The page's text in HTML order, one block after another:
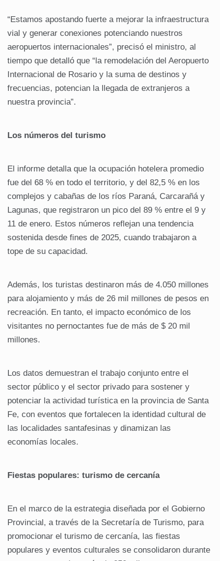
“Estamos apostando fuerte a mejorar la infraestructura
vial y generar conexiones potenciando nuestros
aeropuertos internacionales”, precisó el ministro, al
tiempo que detalló que “la remodelación del Aeropuerto
Internacional de Rosario y la suma de destinos y
frecuencias, potencian la llegada de extranjeros a
nuestra provincia”.
Los números del turismo
El informe detalla que la ocupación hotelera promedio
fue del 68 % en todo el territorio, y del 82,5 % en los
complejos y cabañas de los ríos Paraná, Carcarañá y
Lagunas, que registraron un pico del 89 % entre el 9 y
11 de enero. Estos números reflejan una tendencia
sostenida desde fines de 2025, cuando trabajaron a
tope de su capacidad.
Además, los turistas destinaron más de 4.050 millones
para alojamiento y más de 26 mil millones de pesos en
recreación. En tanto, el impacto económico de los
visitantes no pernoctantes fue de más de $ 20 mil
millones.
Los datos demuestran el trabajo conjunto entre el
sector público y el sector privado para sostener y
potenciar la actividad turística en la provincia de Santa
Fe, con eventos que fortalecen la identidad cultural de
las localidades santafesinas y dinamizan las
economías locales.
Fiestas populares: turismo de cercanía
En el marco de la estrategia diseñada por el Gobierno
Provincial, a través de la Secretaría de Turismo, para
promocionar el turismo de cercanía, las fiestas
populares y eventos culturales se consolidaron durante